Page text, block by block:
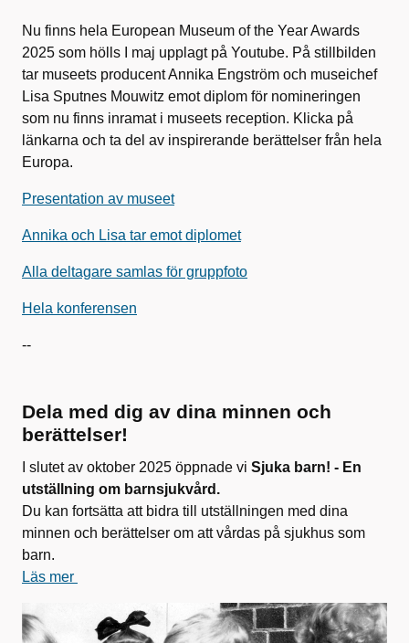
Nu finns hela European Museum of the Year Awards
2025 som hölls I maj upplagt på Youtube. På stillbilden
tar museets producent Annika Engström och museichef
Lisa Sputnes Mouwitz emot diplom för nomineringen
som nu finns inramat i museets reception. Klicka på
länkarna och ta del av inspirerande berättelser från hela
Europa.
Presentation av museet
Annika och Lisa tar emot diplomet
Alla deltagare samlas för gruppfoto
Hela konferensen
--
Dela med dig av dina minnen och
berättelser!
I slutet av oktober 2025 öppnade vi Sjuka barn! - En
utställning om barnsjukvård.
Du kan fortsätta att bidra till utställningen med dina
minnen och berättelser om att vårdas på sjukhus som
barn.
Läs mer